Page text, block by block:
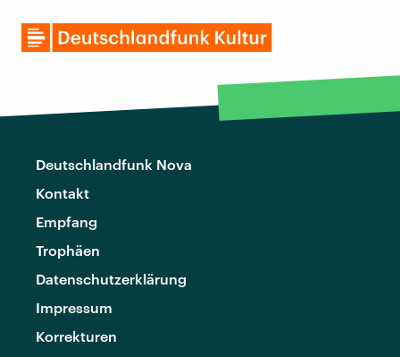
Deutschlandfunk Nova
Kontakt
Empfang
Trophäen
Datenschutzerklärung
Impressum
Korrekturen